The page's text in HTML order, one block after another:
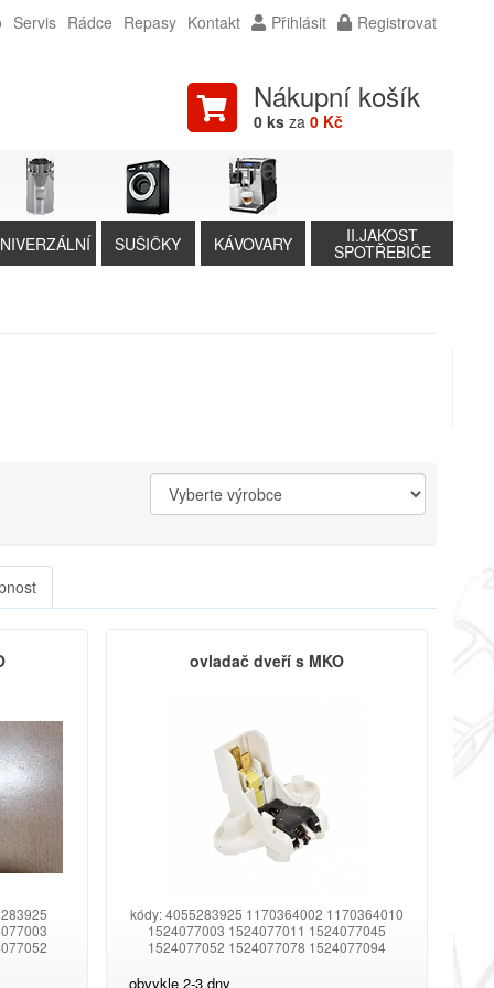
Servis Rádce Repasy Kontakt Přihlásit Registrovat
Nákupní košík
0 ks za 0 Kč
SUŠIČKY KÁVOVARY II.JAKOST
SPOTŘEBIČE
ovladač dveří s MKO
kódy: 4055283925 1170364002 1170364010
1524077003 1524077011 1524077045
1524077052 1524077078 1524077094
1526377021 1526377039 1526377054
obvykle 2-3 dny